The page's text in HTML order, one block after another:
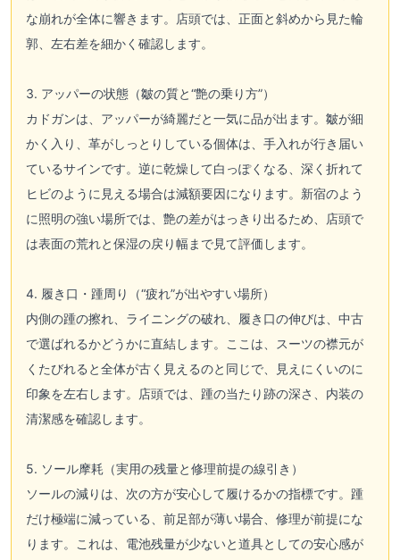
な崩れが全体に響きます。店頭では、正面と斜めから見た輪
郭、左右差を細かく確認します。
3. アッパーの状態（皺の質と“艶の乗り方”）
カドガンは、アッパーが綺麗だと一気に品が出ます。皺が細
かく入り、革がしっとりしている個体は、手入れが行き届い
ているサインです。逆に乾燥して白っぽくなる、深く折れて
ヒビのように見える場合は減額要因になります。新宿のよう
に照明の強い場所では、艶の差がはっきり出るため、店頭で
は表面の荒れと保湿の戻り幅まで見て評価します。
4. 履き口・踵周り（“疲れ”が出やすい場所）
内側の踵の擦れ、ライニングの破れ、履き口の伸びは、中古
で選ばれるかどうかに直結します。ここは、スーツの襟元が
くたびれると全体が古く見えるのと同じで、見えにくいのに
印象を左右します。店頭では、踵の当たり跡の深さ、内装の
清潔感を確認します。
5. ソール摩耗（実用の残量と修理前提の線引き）
ソールの減りは、次の方が安心して履けるかの指標です。踵
だけ極端に減っている、前足部が薄い場合、修理が前提にな
ります。これは、電池残量が少ないと道具としての安心感が